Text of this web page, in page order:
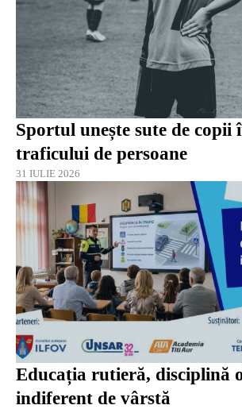
Sportul unește sute de copii
traficului de persoane
31 IULIE 2026
Educația rutieră, disciplină
indiferent de vârstă